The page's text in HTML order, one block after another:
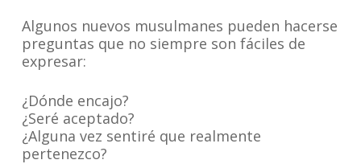
Algunos nuevos musulmanes pueden hacerse
preguntas que no siempre son fáciles de
expresar:
¿Dónde encajo?
¿Seré aceptado?
¿Alguna vez sentiré que realmente
pertenezco?